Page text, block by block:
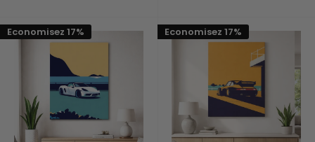
Economisez 17% Economisez 17%